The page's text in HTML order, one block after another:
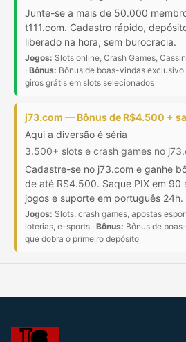
Junte-se a mais de 50.000
t111.com. Cadastro rápido,
liberado na hora, sem burocracia.
Jogos: Slots online, Crash Games,
· Bônus: Bônus de boas-vindas
giros grátis em slots selecionados
j73.com — Bônus de R$4.500 +
Aqui a diversão é séria
3.500+ slots e crash games no
Cadastre-se no j73.com e ganhe
de até R$4.500. Saque PIX em 90
jogos e suporte em português 24h.
Jogos: Slots, crash games, apostas
loterias, e-sports · Bônus: Bônus de
que dobra o primeiro depósito